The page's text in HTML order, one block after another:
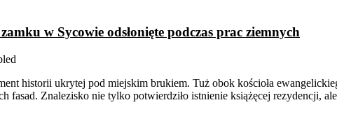
w Sycowie odsłonięte podczas prac ziemnych
historii ukrytej pod miejskim brukiem. Tuż obok kościoła
fasad. Znalezisko nie tylko potwierdziło istnienie książęcej rezydencji,